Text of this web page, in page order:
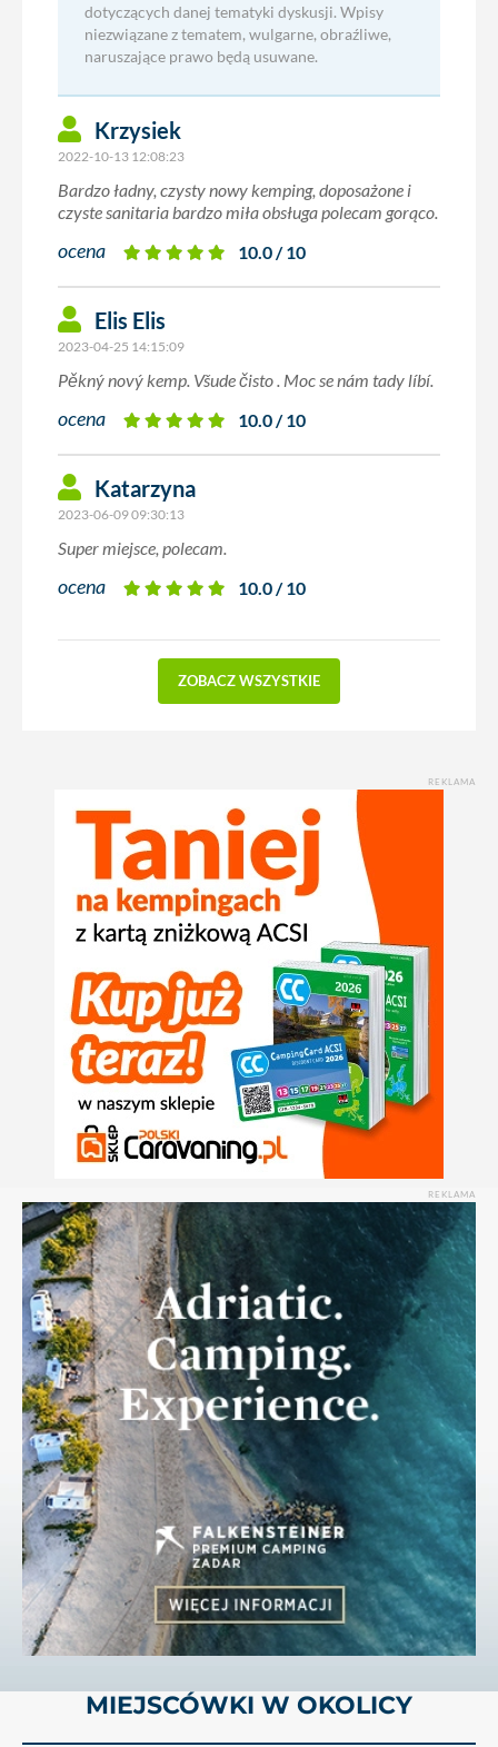
dotyczących danej tematyki dyskusji. Wpisy
niezwiązane z tematem, wulgarne, obraźliwe,
naruszające prawo będą usuwane.
Krzysiek
2022-10-13 12:08:23
Bardzo ładny, czysty nowy kemping, doposażone i
czyste sanitaria bardzo miła obsługa polecam gorąco.
ocena 10.0 / 10
Elis Elis
2023-04-25 14:15:09
Pěkný nový kemp. Všude čisto . Moc se nám tady líbí.
ocena 10.0 / 10
Katarzyna
2023-06-09 09:30:13
Super miejsce, polecam.
ocena 10.0 / 10
ZOBACZ WSZYSTKIE
REKLAMA
REKLAMA
MIEJSCÓWKI W OKOLICY